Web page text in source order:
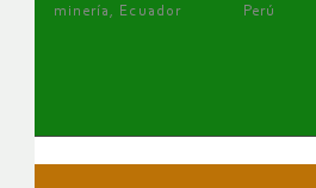
minería, Ecuador
Perú